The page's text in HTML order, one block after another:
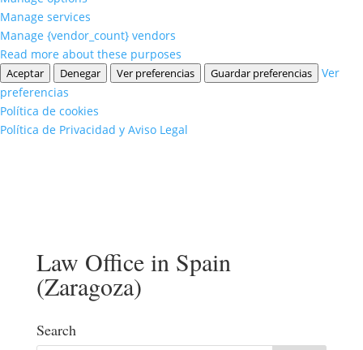
Manage services
Manage {vendor_count} vendors
Read more about these purposes
Aceptar Denegar Ver preferencias Guardar preferencias
Ver
preferencias
Política de cookies
Política de Privacidad y Aviso Legal
Law Office in Spain
(Zaragoza)
Search